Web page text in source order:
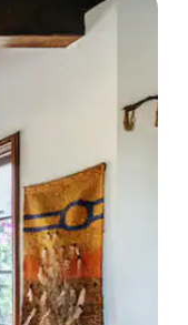
dodirom ili prevlačenjem.